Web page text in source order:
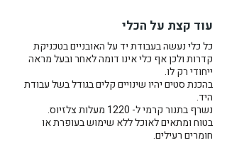
מגש הקרמיקה עשוי מחימר אפור
מחוספס עליו מוטבע טקסטורה
פרחונית ומזוגג בזיגוג לבן- אוף וויט
כפרי.
מידות בקירוב:
אורך: 29 ס"מ
רוחב: 14 ס"מ
עוד קצת על הכלי
כל כלי נעשה בעבודת יד על האובניים בטכניקת
קדרות ולכן אף כלי אינו דומה לאחר ובעל מראה
ייחודי רק לו.
בהכנת סטים יהיו שינויים קלים בגודל בשל עבודת
היד.
נשרף בתנור קרמי ל- 1220 מעלות צלזיוס.
בטוח ומתאים לאוכל ללא שימוש בעופרת או
חומרים רעילים.